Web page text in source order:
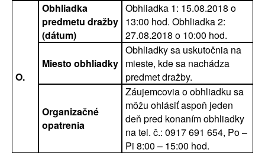
O.
Obhliadka
predmetu dražby
(dátum)
Obhliadka 1: 15.08.2018 o
13:00 hod. Obhliadka 2:
27.08.2018 o 10:00 hod.
Miesto obhliadky
Obhliadky sa uskutočnia na
mieste, kde sa nachádza
predmet dražby.
Organizačné
opatrenia
Záujemcovia o obhliadku sa
môžu ohlásiť aspoň jeden
deň pred konaním obhliadky
na tel. č.: 0917 691 654, Po –
Pi 8:00 – 15:00 hod.